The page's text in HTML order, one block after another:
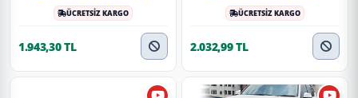
ÜCRETSİZ KARGO
1.943,30 TL
ÜCRETSİZ KARGO
2.032,99 TL